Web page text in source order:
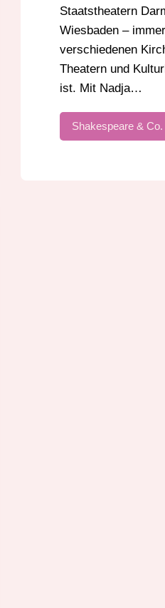
Staatstheatern
Wiesbaden –
verschiedenen
Theatern und
ist. Mit Nadja…
Shakespeare & Co.